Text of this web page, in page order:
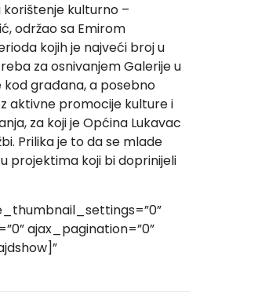
kulturno –
održao sa Emirom
kojih je najveći broj u
za osnivanjem Galerije u
kod građana, a posebno
aktivne promocije kulture i
za koji je Općina Lukavac
Prilika je to da se mlade
projektima koji bi doprinijeli
ajax_pagination=”0”